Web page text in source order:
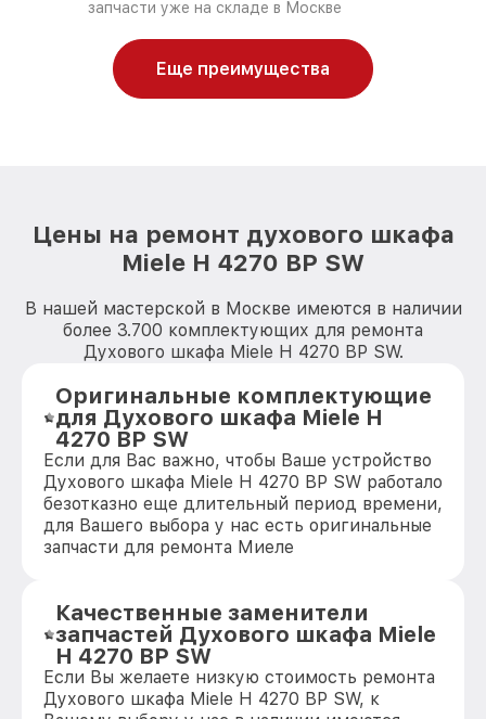
запчасти уже на складе в Москве
Еще преимущества
Цены на ремонт духового шкафа
Miele H 4270 BP SW
В нашей мастерской в Москве имеются в наличии
более 3.700 комплектующих для ремонта
Духового шкафа Miele H 4270 BP SW.
Оригинальные комплектующие
для Духового шкафа Miele H
4270 BP SW
Если для Вас важно, чтобы Ваше устройство
Духового шкафа Miele H 4270 BP SW работало
безотказно еще длительный период времени,
для Вашего выбора у нас есть оригинальные
запчасти для ремонта Миеле
Качественные заменители
запчастей Духового шкафа Miele
H 4270 BP SW
Если Вы желаете низкую стоимость ремонта
Духового шкафа Miele H 4270 BP SW, к